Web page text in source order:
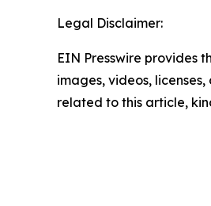
Legal Disclaimer:
EIN Presswire provides
images, videos,
related to this article,